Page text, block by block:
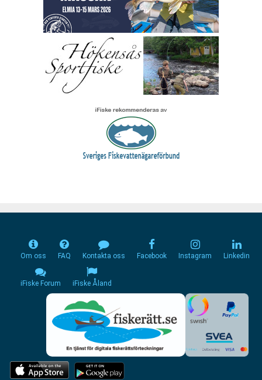
Om oss FAQ Kontakta oss Facebook Instagram Linkedin
iFiske Forum iFiske Åland